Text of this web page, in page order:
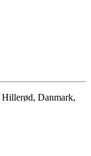
Hillerød, Danmark,